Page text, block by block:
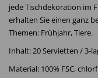
jede Tischdekoration im
erhalten Sie einen ganz
Themen: Frühjahr, Tiere.
Inhalt: 20 Servietten / 3-
Material: 100% FSC,